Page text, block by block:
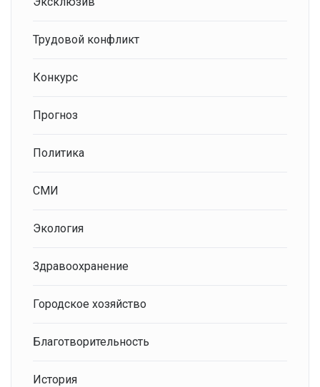
Трудовой конфликт
Конкурс
Прогноз
Политика
СМИ
Экология
Здравоохранение
Городское хозяйство
Благотворительность
История